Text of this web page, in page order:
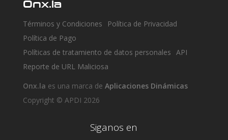
Onx.la
Términos y Condiciones
Política de Privacidad
Política de Pago
Políticas de tratamiento de datos personales API
Reporte de URL Maliciosa
Onx.la es una marca de Aplicaciones Dinámicas
Copyright © APDI 2026
Siganos en